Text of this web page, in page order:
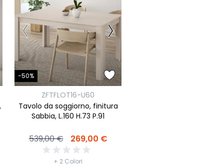
-50%
ZFTFLOT16-U60
Tavolo da soggiorno, finitura
Sabbia, L.160 H.73 P.91
539,00 € 269,00 €
+ 2 Colori